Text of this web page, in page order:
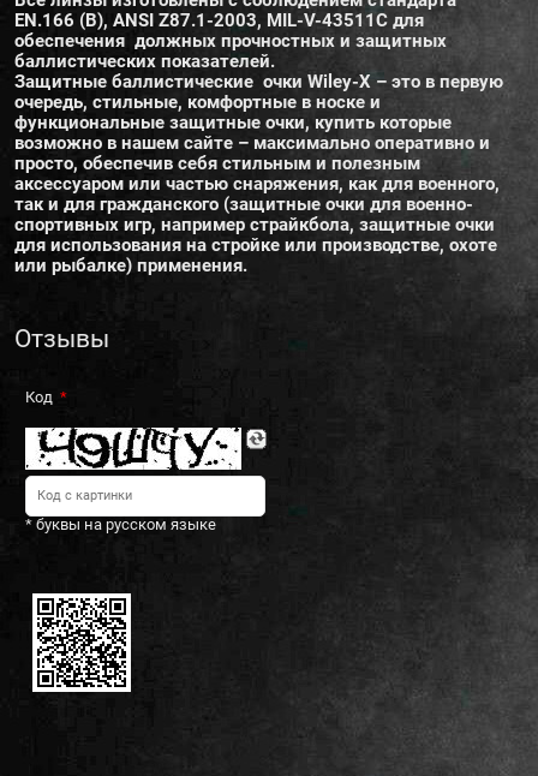
EN.166 (B), ANSI Z87.1-2003, MIL-V-43511C для
обеспечения должных прочностных и защитных
баллистических показателей.
Защитные баллистические очки Wiley-Х – это в первую
очередь, стильные, комфортные в носке и
функциональные защитные очки, купить которые
возможно в нашем сайте – максимально оперативно и
просто, обеспечив себя стильным и полезным
аксессуаром или частью снаряжения, как для военного,
так и для гражданского (защитные очки для военно-
спортивных игр, например страйкбола, защитные очки
для использования на стройке или производстве, охоте
или рыбалке) применения.
Отзывы
Код
* буквы на русском языке